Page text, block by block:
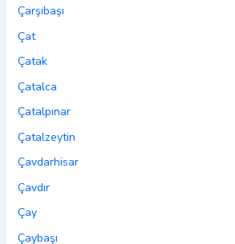
Çarşıbaşı
Çat
Çatak
Çatalca
Çatalpınar
Çatalzeytin
Çavdarhisar
Çavdır
Çay
Çaybaşı